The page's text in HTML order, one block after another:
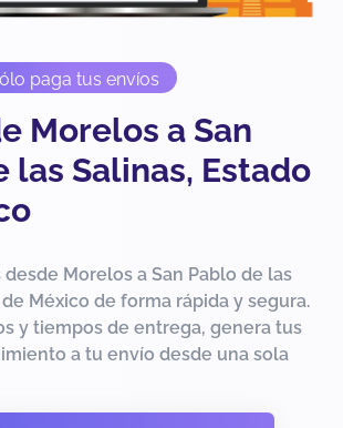
paga tus envíos
Morelos a San
las Salinas, Estado
desde Morelos a San Pablo de las
México de forma rápida y segura.
y tiempos de entrega, genera tus
a tu envío desde una sola